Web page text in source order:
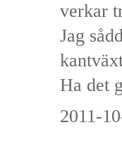
verkar
Jag
Ha det
2011-